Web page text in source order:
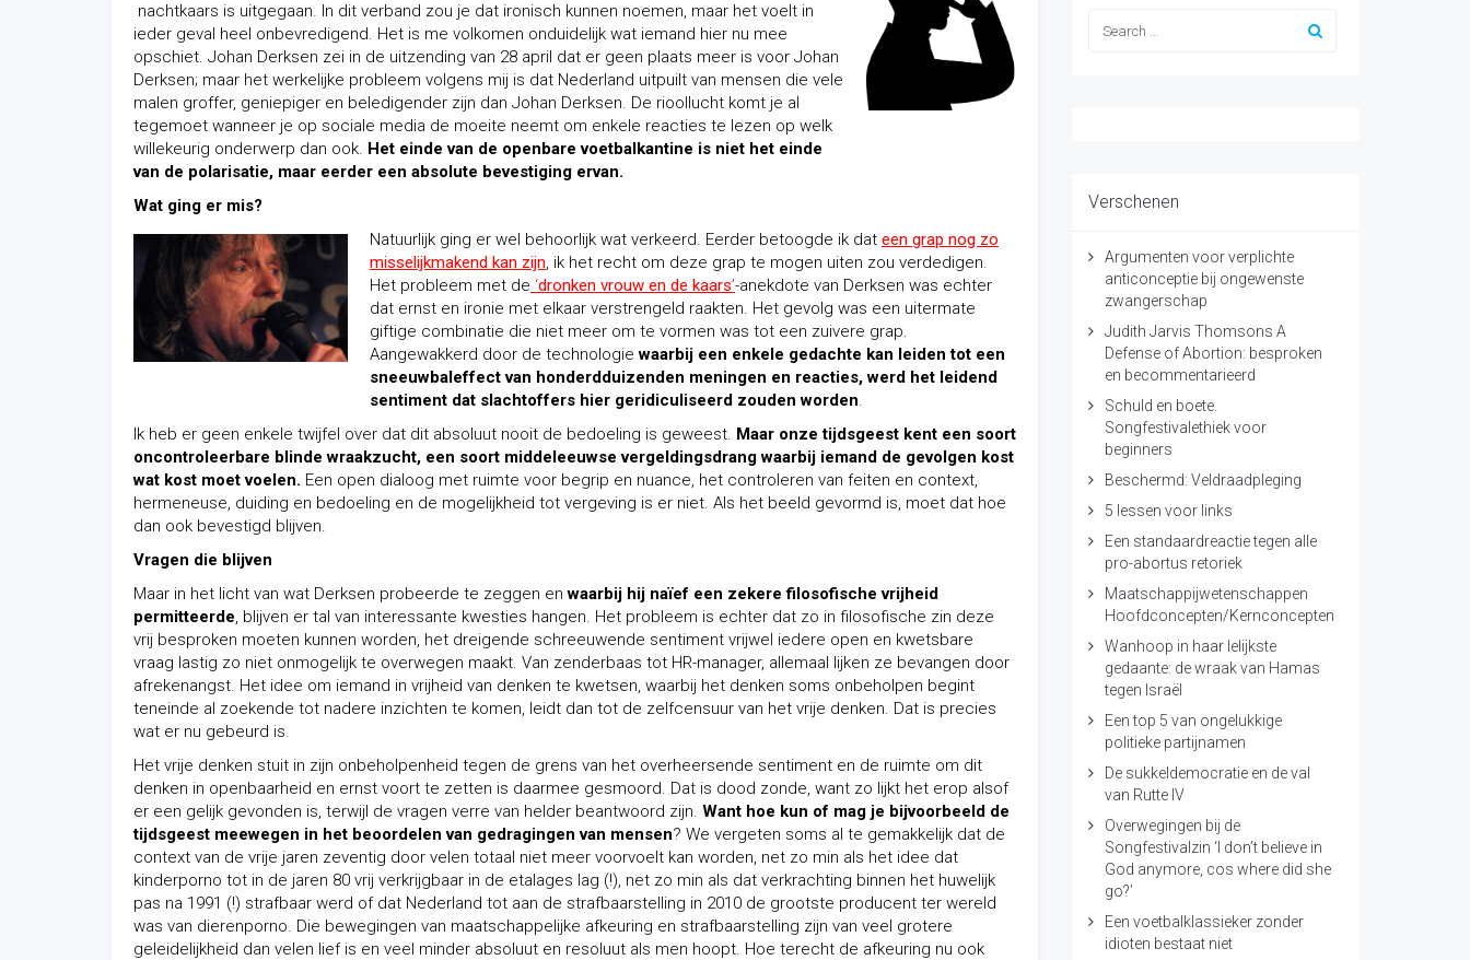
nachtkaars is uitgegaan. In dit verband zou je dat ironisch kunnen noemen, maar het voelt in
ieder geval heel onbevredigend. Het is me volkomen onduidelijk wat iemand hier nu mee
opschiet. Johan Derksen zei in de uitzending van 28 april dat er geen plaats meer is voor Johan
Derksen; maar het werkelijke probleem volgens mij is dat Nederland uitpuilt van mensen die vele
malen groffer, geniepiger en beledigender zijn dan Johan Derksen. De rioollucht komt je al
tegemoet wanneer je op sociale media de moeite neemt om enkele reacties te lezen op welk
willekeurig onderwerp dan ook. Het einde van de openbare voetbalkantine is niet het einde
van de polarisatie, maar eerder een absolute bevestiging ervan.
Wat ging er mis?
Natuurlijk ging er wel behoorlijk wat verkeerd. Eerder betoogde ik dat een grap nog zo
misselijkmakend kan zijn, ik het recht om deze grap te mogen uiten zou verdedigen.
Het probleem met de ‘dronken vrouw en de kaars’-anekdote van Derksen was echter
dat ernst en ironie met elkaar verstrengeld raakten. Het gevolg was een uitermate
giftige combinatie die niet meer om te vormen was tot een zuivere grap.
Aangewakkerd door de technologie waarbij een enkele gedachte kan leiden tot een
sneeuwbaleffect van honderdduizenden meningen en reacties, werd het leidend
sentiment dat slachtoffers hier geridiculiseerd zouden worden.
Ik heb er geen enkele twijfel over dat dit absoluut nooit de bedoeling is geweest. Maar onze tijdsgeest kent een soort
oncontroleerbare blinde wraakzucht, een soort middeleeuwse vergeldingsdrang waarbij iemand de gevolgen kost
wat kost moet voelen. Een open dialoog met ruimte voor begrip en nuance, het controleren van feiten en context,
hermeneuse, duiding en bedoeling en de mogelijkheid tot vergeving is er niet. Als het beeld gevormd is, moet dat hoe
dan ook bevestigd blijven.
Vragen die blijven
Maar in het licht van wat Derksen probeerde te zeggen enwaarbij hij naïef een zekere filosofische vrijheid
permitteerde, blijven er tal van interessante kwesties hangen. Het probleem is echter dat zo in filosofische zin deze
vrij besproken moeten kunnen worden, het dreigende schreeuwende sentiment vrijwel iedere open en kwetsbare
vraag lastig zo niet onmogelijk te overwegen maakt. Van zenderbaas tot HR-manager, allemaal lijken ze bevangen door
afrekenangst. Het idee om iemand in vrijheid van denken te kwetsen, waarbij het denken soms onbeholpen begint
teneinde al zoekende tot nadere inzichten te komen, leidt dan tot de zelfcensuur van het vrije denken. Dat is precies
wat er nu gebeurd is.
Het vrije denken stuit in zijn onbeholpenheid tegen de grens van het overheersende sentiment en de ruimte om dit
denken in openbaarheid en ernst voort te zetten is daarmee gesmoord. Dat is dood zonde, want zo lijkt het erop alsof
er een gelijk gevonden is, terwijl de vragen verre van helder beantwoord zijn. Want hoe kun of mag je bijvoorbeeld de
tijdsgeest meewegen in het beoordelen van gedragingen van mensen? We vergeten soms al te gemakkelijk dat de
context van de vrije jaren zeventig door velen totaal niet meer voorvoelt kan worden, net zo min als het idee dat
kinderporno tot in de jaren 80 vrij verkrijgbaar in de etalages lag (!), net zo min als dat verkrachting binnen het huwelijk
pas na 1991 (!) strafbaar werd of dat Nederland tot aan de strafbaarstelling in 2010 de grootste producent ter wereld
was van dierenporno. Die bewegingen van maatschappelijke afkeuring en strafbaarstelling zijn van veel grotere
geleidelijkheid dan velen lief is en veel minder absoluut en resoluut als men hoopt. Hoe terecht de afkeuring nu ook
Verschenen
Argumenten voor verplichte
anticonceptie bij ongewenste
zwangerschap
Judith Jarvis Thomsons A
Defense of Abortion: besproken
en becommentarieerd
Schuld en boete.
Songfestivalethiek voor
beginners
Beschermd: Veldraadpleging
5 lessen voor links
Een standaardreactie tegen alle
pro-abortus retoriek
Maatschappijwetenschappen
Hoofdconcepten/Kernconcepten
Wanhoop in haar lelijkste
gedaante: de wraak van Hamas
tegen Israël
Een top 5 van ongelukkige
politieke partijnamen
De sukkeldemocratie en de val
van Rutte IV
Overwegingen bij de
Songfestivalzin ‘I don’t believe in
God anymore, cos where did she
go?’
Een voetbalklassieker zonder
idioten bestaat niet